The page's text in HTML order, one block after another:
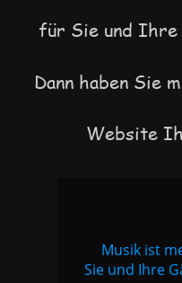
für Sie und Ihre
Dann haben Sie
Website
Musik ist
Sie und Ihre